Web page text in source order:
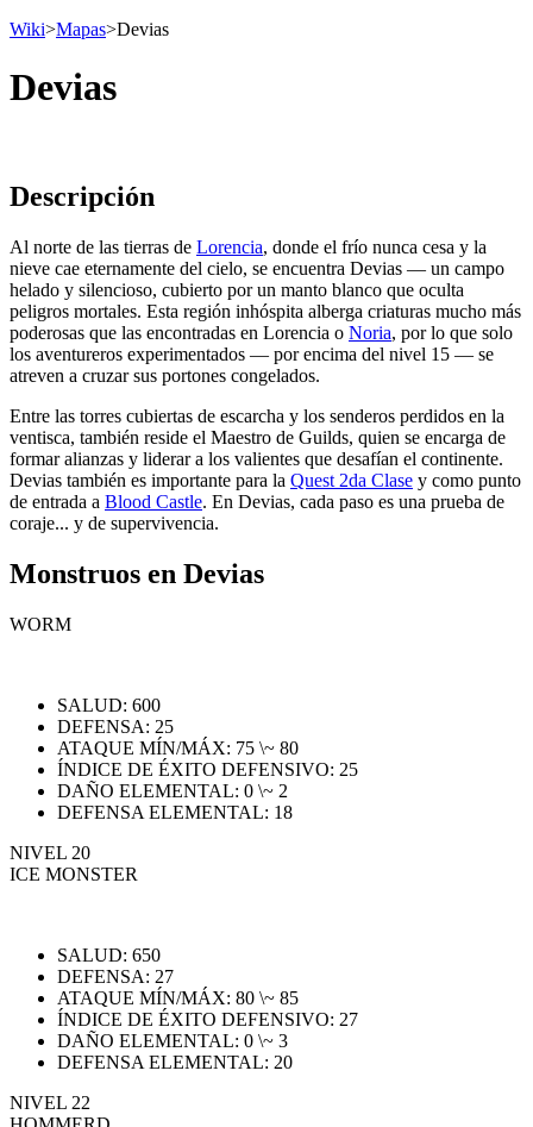
Wiki>Mapas>Devias
Devias
Descripción
Al norte de las tierras de Lorencia, donde el frío nunca cesa y la
nieve cae eternamente del cielo, se encuentra Devias — un campo
helado y silencioso, cubierto por un manto blanco que oculta
peligros mortales. Esta región inhóspita alberga criaturas mucho más
poderosas que las encontradas en Lorencia o Noria, por lo que solo
los aventureros experimentados — por encima del nivel 15 — se
atreven a cruzar sus portones congelados.
Entre las torres cubiertas de escarcha y los senderos perdidos en la
ventisca, también reside el Maestro de Guilds, quien se encarga de
formar alianzas y liderar a los valientes que desafían el continente.
Devias también es importante para la Quest 2da Clase y como punto
de entrada a Blood Castle. En Devias, cada paso es una prueba de
coraje... y de supervivencia.
Monstruos en Devias
WORM
SALUD: 600
DEFENSA: 25
ATAQUE MÍN/MÁX: 75 \~ 80
ÍNDICE DE ÉXITO DEFENSIVO: 25
DAÑO ELEMENTAL: 0 \~ 2
DEFENSA ELEMENTAL: 18
NIVEL 20
ICE MONSTER
SALUD: 650
DEFENSA: 27
ATAQUE MÍN/MÁX: 80 \~ 85
ÍNDICE DE ÉXITO DEFENSIVO: 27
DAÑO ELEMENTAL: 0 \~ 3
DEFENSA ELEMENTAL: 20
NIVEL 22